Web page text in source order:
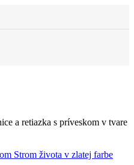
a retiazka s príveskom v tvare
Strom života v zlatej farbe